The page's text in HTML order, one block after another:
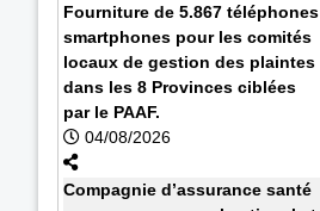
Fourniture de 5.867 téléphones
smartphones pour les comités
locaux de gestion des plaintes
dans les 8 Provinces ciblées
par le PAAF.
04/08/2026
Compagnie d’assurance santé